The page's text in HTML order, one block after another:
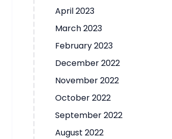
April 2023
March 2023
February 2023
December 2022
November 2022
October 2022
September 2022
August 2022